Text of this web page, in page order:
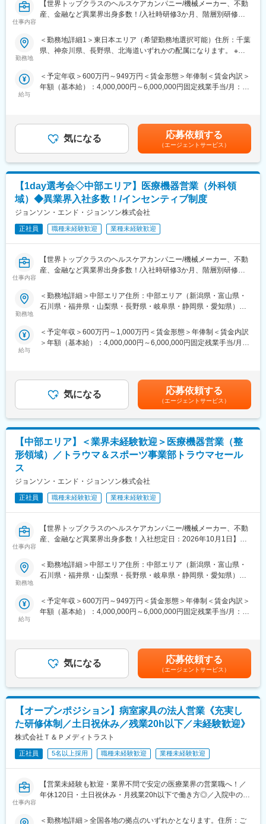
変更の範囲：会社の定める業務
キルアップ研修も豊富。着実に営業として専門性を高められま
す。
■働きやすさ：
・残業月平均20h程度
・緊急対応は基本なし
・会社都合の転勤なし
■アルケアについて：
「医療者の負担を軽くしたい」「患者さんにより良い医療を届け
たい」という想いから、70年前に国内初の“スピードギプス”を開
看護師が時間をかけて作らなければならなかったギプス包帯を革
新し、日本の骨折治療にイノベーションを起こしました。
その“現場に寄り添う精神”は今も変わらず、助け合いの文化と患者
さんへの真摯な姿勢が根付いた会社です。
変更の範囲：会社の定める業務
仕事内容
【世界トップクラスのヘルスケアカンパニー/機械メーカー、不動
産、金融など異業界出身多数！/入社時研修3か月、階層別研修な
ィブ制度】
★自分の提案が、医療現場の課題解決に繋がる営業職です！
る環境です！
★研修制度が非常に手厚く、医療機器営業のキャリア形成には最
担当エリアの病院（主に医師）に対し、当社にて扱っている製品
を提案していただきます。医師のニーズを掘り下げた上で解決に
最適なソリューションを提案する、コンサルティングのような営
業スタイルになります。
＜具体的な業務内容＞
・担当する製品の提案、技術サポート（手術の立会いあり）
・最新の医療関連情報の提供、医療機関へのサポート（勉強・セ
・販売代理店へのサポート
・各種学会への参加
オーソペディックス事業本部は、整形領域で使用されるインプラ
ント製品を取り扱っています。整形領域の中でありとあらゆる疾
■研修・教育：
機器にも触れていただくなど、基礎的な知識・スキルをインプッ
トしてから現場へ配属となります。配属後についてもOJT研修な
■留意事項：
ジョンソン・エンド・ジョンソンは、当社の整形外科事業を分
離・独立（セパレーション）し、DePuy Synthes として独立した
企業を設立する計画を発表しています。
必要な諸条件が満たされることを前提に、18～24ヶ月以内に完了
する見込みです。
本ポジションはセパレーション完了後、DePuy Synthes の従業員
す。
詳細は、適切なタイミングで DePuy Synthes より別途通知される
変更の範囲：会社の定める業務
勤務地
＜勤務地詳細1＞東日本エリア（希望勤務地選択可能）住所：千葉
県、神奈川県、長野県、北海道いずれかの配属になります。 ※詳
日本エリア（希望勤務地選択可能）住所：大阪府、兵庫県、奈良
県いずれかの配属になります。 ※詳細は入社後に決定受動喫煙対
給与
＜予定年収＞600万円～949万円＜賃金形態＞年俸制＜賃金内訳＞
年額（基本給）：4,000,000円～6,000,000円固定残業手当/月：
補足＞※ご経験やスキルを考慮し決定いたします。※上記年収はイ
ンセンティブを含む金額です。賃金はあくまでも目安の金額であ
り、選考を通じて上下する可能性があります。月給(月額)は固定手
当を含めた表記です。
気になる 応募依頼する
（エージェントサービス）
【1day選考会◇中部エリア】医療機器営業（外科領
域）◆異業界入社多数！/インセンティブ制度
ジョンソン・エンド・ジョンソン株式会社
正社員 職種未経験歓迎 業種未経験歓迎
仕事内容
【世界トップクラスのヘルスケアカンパニー/機械メーカー、不動
産、金融など異業界出身多数！/入社時研修3か月、階層別研修な
シェアの製品多数/インセンティブ制度/入社想定日：2026年10月1
日】
★個人の裁量が大きく、年齢・性別関係・社歴関係なく活躍でき
る環境です！
■業務詳細
担当エリアの病院（主に医師）に対し、当社にて扱っている製品
を提案していただきます。医師のニーズを掘り下げた上で解決に
最適なソリューションを提案する、コンサルティングのような営
業スタイルになります。
＜具体的な業務内容＞
・担当する製品の提案、技術サポート（手術の立会いあり）
・販売代理店へのサポート
・各種学会への参加
・担当施設の患者集患の提案、実行
※緊急の呼び出し等は発生いたしません。
サージェリー事業本部で展開している外科の製品群で「手術用縫
合糸」「手術用器機」「止血剤」の大きく3つ分けれております。
入社後はいずれかの製品群を担当いただきます。豊富なラインナ
ン提案が可能です。
を頂くなど基礎的な知識を身につけてからの現場配属になりま
す。現場配属後も上長や先輩社員との営業動向や勉強会、年次や
階層別の研修プログラムを用意しているため、継続的に知識習得
をする環境が整っております。
※初期研修期間中は会社で手配するビジネスホテルに宿泊していた
だきます。
■キャリアパス
・マネージャー、本社部門など、長期的に多くのキャリアパスが
ございます。それを実現するための社内制度も大変充実しており
内公募制度：職種、セクター間の異動を行える制度
勤務地
＜勤務地詳細＞中部エリア住所：中部エリア（新潟県・富山県・
石川県・福井県・山梨県・長野県・岐阜県・静岡県・愛知県）を
囲：会社の定める事業所
給与
＜予定年収＞600万円～1,000万円＜賃金形態＞年俸制＜賃金内訳
＞年額（基本給）：4,000,000円～6,000,000円固定残業手当/月：
補足＞※ご経験やスキルを考慮し決定いたします。※上記はインセ
ンティブを含む金額です。賃金はあくまでも目安の金額であり、
選考を通じて上下する可能性があります。月給(月額)は固定手当を
含めた表記です。
気になる 応募依頼する
（エージェントサービス）
【中部エリア】＜業界未経験歓迎＞医療機器営業（整
形領域）／トラウマ＆スポーツ事業部トラウマセール
ス
ジョンソン・エンド・ジョンソン株式会社
正社員 職種未経験歓迎 業種未経験歓迎
仕事内容
【世界トップクラスのヘルスケアカンパニー/機械メーカー、不動
産、金融など異業界出身多数！入社想定日：2026年10月1日】
担当エリアの病院（主に医師）に対し、当社にて扱っている製品
を提案していただきます。医師のニーズを掘り下げた上で解決に
＜具体的な業務内容＞
・担当する製品の提案、技術サポート（手術の立会いあり）
・各種学会への参加
■事業部について：
オーソペディックス事業本部は、整形領域で使用されるインプラ
ント製品を取り扱っています。今回採用するのはトラウマ／スポ
ーツビジネスの営業職を募集しております。
トラウマビジネスは、四肢の外傷製品を取り扱い、歴史的にマー
ケットリーダーを維持し、そして今後も新製品の導入を継続的に
計画しています。
圧倒的な製品ポートフォリオとセールスカバレッジにより、更な
るシェアアップと共に他社の追随を許さないポジションを目指し
腱板断裂修復術などに用いるスーチャーアンカーを世界て初めて
発売。国内においても最初に生体内吸収性の製品を導入し、金属
対応する多様なラインナップをそろえています。
勤務地
＜勤務地詳細＞中部エリア住所：中部エリア（新潟県・富山県・
石川県・福井県・山梨県・長野県・岐阜県・静岡県・愛知県）を
囲：会社の定める事業所
給与
＜予定年収＞600万円～949万円＜賃金形態＞年俸制＜賃金内訳＞
年額（基本給）：4,000,000円～6,000,000円固定残業手当/月：
補足＞※ご経験やスキルを考慮し決定いたします。※上記年収はイ
ンセンティブを含む金額です。賃金はあくまでも目安の金額であ
り、選考を通じて上下する可能性があります。月給(月額)は固定手
当を含めた表記です。
気になる 応募依頼する
（エージェントサービス）
【オープンポジション】病室家具の法人営業《充実し
た研修体制／土日祝休み／残業20h以下／未経験歓迎》
株式会社Ｔ＆Ｐメディトラスト
正社員 5名以上採用 職種未経験歓迎 業種未経験歓迎
仕事内容
【営業未経験も歓迎・業界不問で安定の医療業界の営業職へ！／
年休120日・土日祝休み・月残業20h以下で働き方◎／入院中の病
＜勤務地詳細＞全国各地の拠点のいずれかとなります。住所：ご